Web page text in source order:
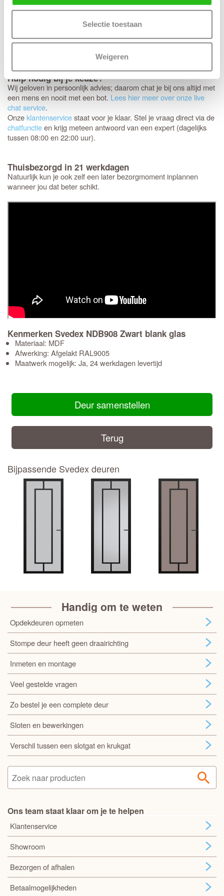
Selectie toestaan
Weigeren
speciaal voor jou samengesteld. Omdat het om dit specifieke
annuleren of retourneren.Controleerdaarom nog een laatste
keerextra goedof de afmetingen, kleur en uitvoering helemaal
Hulp nodig bij je keuze?
Wij geloven in persoonlijk advies; daarom chat je bij ons altijd met
een mens en nooit met een bot. Lees hier meer over onze live
chat service.
Onze klantenservicestaat voor je klaar. Stel je vraag direct via de
chatfunctieen krijg meteen antwoord van een expert (dagelijks
tussen 08:00 en 22:00 uur).
Thuisbezorgd in 21 werkdagen
Natuurlijk kun je ook zelf een later bezorgmoment inplannen
wanneer jou dat beter schikt.
Kenmerken Svedex NDB908 Zwart blank glas
Materiaal: MDF
Afwerking: Afgelakt RAL9005
Maatwerk mogelijk: Ja, 24 werkdagen levertijd
Deur samenstellen
Terug
Bijpassende Svedex deuren
Handig om te weten
Opdekdeuren opmeten
Stompe deur heeft geen draairichting
Inmeten en montage
Veel gestelde vragen
Zo bestel je een complete deur
Sloten en bewerkingen
Verschil tussen een slotgat en krukgat
Ons team staat klaar om je te helpen
Klantenservice
Showroom
Bezorgen of afhalen
Betaalmogelijkheden